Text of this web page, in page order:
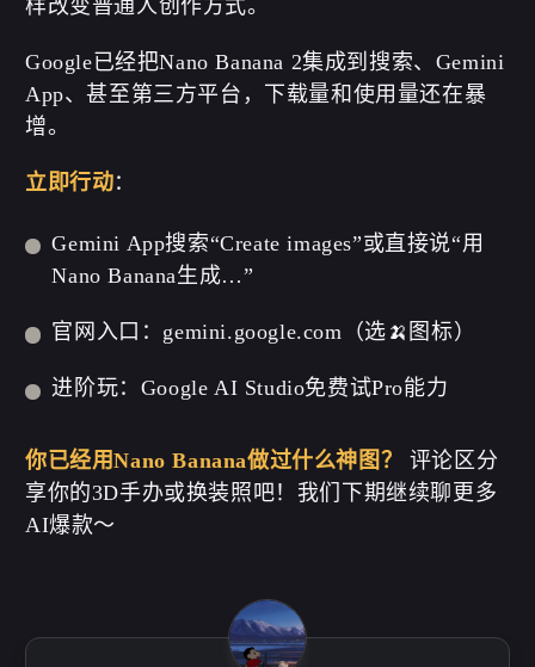
样改变普通人创作方式。
Google已经把Nano Banana 2集成到搜索、Gemini
App、甚至第三方平台，下载量和使用量还在暴
增。
立即行动：
Gemini App搜索“Create images”或直接说“用
Nano Banana生成…”
官网入口：gemini.google.com（选🍌图标）
进阶玩：Google AI Studio免费试Pro能力
你已经用Nano Banana做过什么神图？
评论区分
享你的3D手办或换装照吧！我们下期继续聊更多
AI爆款～